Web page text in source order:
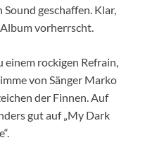
geschaffen. Klar,
vorherrscht.
einem rockigen Refrain,
von Sänger Marko
der Finnen. Auf
gut auf „My Dark